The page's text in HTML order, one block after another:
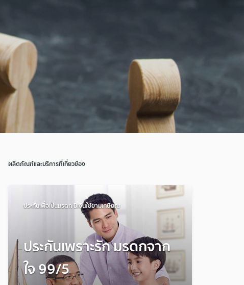
ผลิตภัณฑ์และบริการที่เกี่ยวข้อง
ประกันเพื่อเป็นมรดก มีเงินใช้ยามเกษียณ
ประกันเพราะรัก มรดกจาก
ใจ 99/5